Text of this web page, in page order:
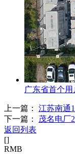
广东省首个
上一篇： 江苏南通
下一篇： 茂名电厂
返回列表
[]
RMB